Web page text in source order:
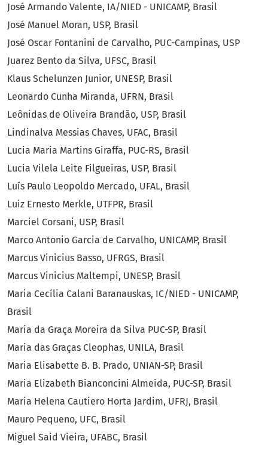
José Armando Valente, IA/NIED - UNICAMP, Brasil
José Manuel Moran, USP, Brasil
José Oscar Fontanini de Carvalho, PUC-Campinas, USP
Juarez Bento da Silva, UFSC, Brasil
Klaus Schelunzen Junior, UNESP, Brasil
Leonardo Cunha Miranda, UFRN, Brasil
Leônidas de Oliveira Brandão, USP, Brasil
Lindinalva Messias Chaves, UFAC, Brasil
Lucia Maria Martins Giraffa, PUC-RS, Brasil
Lucia Vilela Leite Filgueiras, USP, Brasil
Luís Paulo Leopoldo Mercado, UFAL, Brasil
Luiz Ernesto Merkle, UTFPR, Brasil
Marciel Corsani, USP, Brasil
Marco Antonio Garcia de Carvalho, UNICAMP, Brasil
Marcus Vinicius Basso, UFRGS, Brasil
Marcus Vinicius Maltempi, UNESP, Brasil
Maria Cecília Calani Baranauskas, IC/NIED - UNICAMP,
Brasil
Maria da Graça Moreira da Silva PUC-SP, Brasil
Maria das Graças Cleophas, UNILA, Brasil
Maria Elisabette B. B. Prado, UNIAN-SP, Brasil
Maria Elizabeth Bianconcini Almeida, PUC-SP, Brasil
Maria Helena Cautiero Horta Jardim, UFRJ, Brasil
Mauro Pequeno, UFC, Brasil
Miguel Said Vieira, UFABC, Brasil